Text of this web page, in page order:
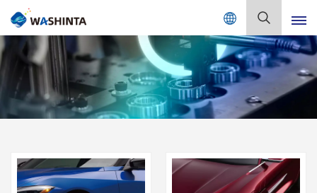
Mix Color Online
English
Français
Русский